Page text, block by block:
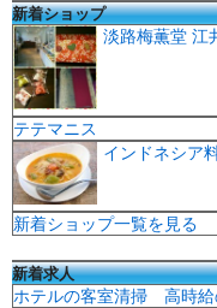
新着ショップ
淡路梅薫堂 江
テテマニス
インドネシア
新着ショップ一覧を見る
新着求人
ホテルの客室清掃 高時給